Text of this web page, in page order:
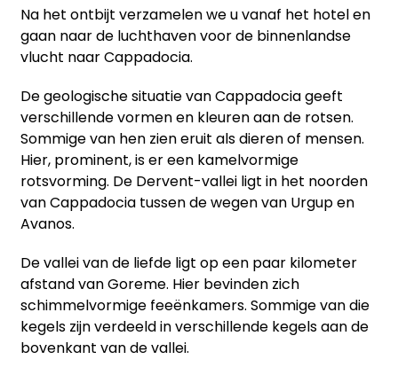
Na het ontbijt verzamelen we u vanaf het hotel en
gaan naar de luchthaven voor de binnenlandse
vlucht naar Cappadocia.
De geologische situatie van Cappadocia geeft
verschillende vormen en kleuren aan de rotsen.
Sommige van hen zien eruit als dieren of mensen.
Hier, prominent, is er een kamelvormige
rotsvorming. De Dervent-vallei ligt in het noorden
van Cappadocia tussen de wegen van Urgup en
Avanos.
De vallei van de liefde ligt op een paar kilometer
afstand van Goreme. Hier bevinden zich
schimmelvormige feeënkamers. Sommige van die
kegels zijn verdeeld in verschillende kegels aan de
bovenkant van de vallei.